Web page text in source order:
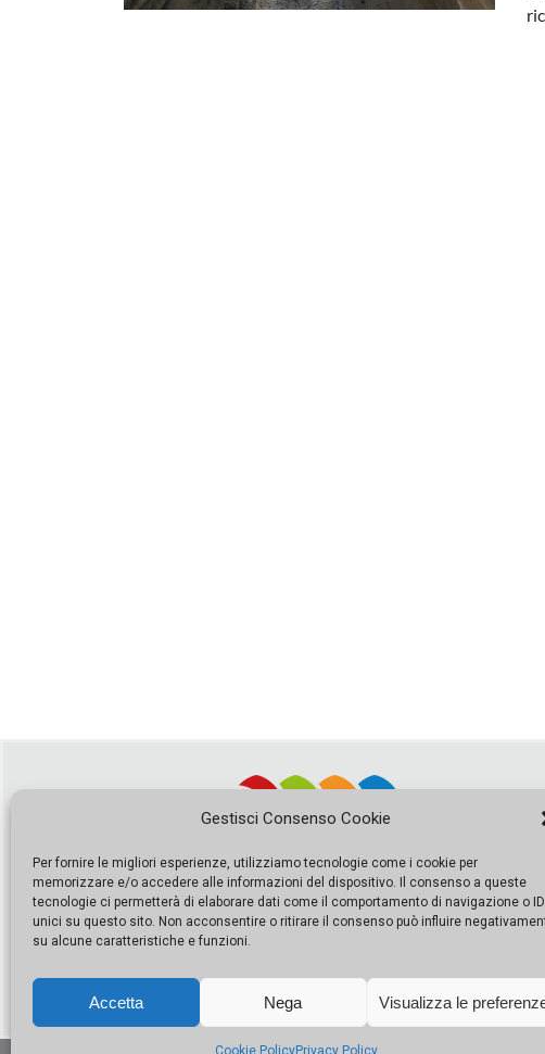
Gestisci Consenso Cookie
Per fornire le migliori esperienze, utilizziamo tecnologie come i cookie per
memorizzare e/o accedere alle informazioni del dispositivo. Il consenso a queste
tecnologie ci permetterà di elaborare dati come il comportamento di navigazione o ID
unici su questo sito. Non acconsentire o ritirare il consenso può influire
su alcune caratteristiche e funzioni.
Accetta Nega Visualizza le
Cookie PolicyPrivacy Policy